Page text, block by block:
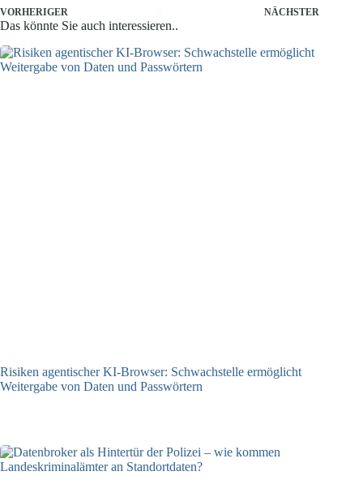
VORHERIGER NÄCHSTER
Das könnte Sie auch interessieren..
Risiken agentischer KI-Browser: Schwachstelle ermöglicht
Weitergabe von Daten und Passwörtern